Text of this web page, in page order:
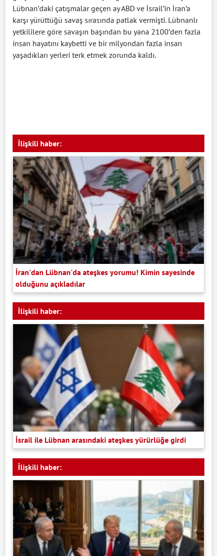
Lübnan’daki çatışmalar geçen ay ABD ve İsrail’in İran’a
karşı yürüttüğü savaş sırasında patlak vermişti. Lübnanlı
yetkililere göre savaşın başından bu yana 2100’den fazla
insan hayatını kaybetti ve bir milyondan fazla insan
yaşadıkları yerleri terk etmek zorunda kaldı.
İlişkili haber:
İran'dan Lübnan'da ateşkes yorumu! Kimin sayesinde
olduğunu açıkladılar
İlişkili haber:
İsrail ile Lübnan arasındaki ateşkes yürürlüğe girdi
İlişkili haber: